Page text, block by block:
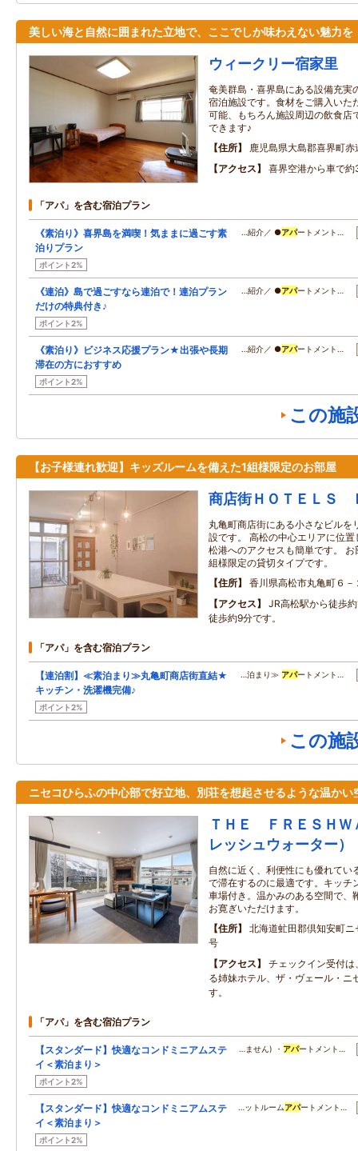
美しい海と自然に囲まれた立地で、ここでしか味わえない魅力を
ウィークリー宿家里
奄美群島・喜界島にある設備充実
宿泊施設です。食材をご購入いた
可能、もちろん施設周辺の飲食店
できます♪
住所
鹿児島県大島郡喜界町赤
アクセス
喜界空港から車で約
「アパ」を含む宿泊プラン
《素泊り》喜界島を満喫！気ままに過ごす素
泊りプラン
ポイント2%
…紹介／ ●アパートメント…
《連泊》島で過ごすなら連泊で！連泊プラン
だけの特典付き♪
ポイント2%
…紹介／ ●アパートメント…
《素泊り》ビジネス応援プラン★出張や長期
滞在の方におすすめ
ポイント2%
…紹介／ ●アパートメント…
この施
【お子様連れ歓迎】キッズルームを備えた1組様限定のお部屋
商店街ＨＯＴＥＬＳ
丸亀町商店街にある小さなビルを
設です。 高松の中心エリアに位
松港へのアクセスも簡単です。
組様限定の貸切タイプです。
住所
香川県高松市丸亀町６
アクセス
JR高松駅から徒歩
徒歩約9分です。
「アパ」を含む宿泊プラン
【連泊割】≪素泊まり≫丸亀町商店街直結★
キッチン・洗濯機完備♪
ポイント2%
…泊まり≫ アパートメント…
この施
ニセコひらふの中心部で好立地、別荘を想起させるような温かい
ＴＨＥ ＦＲＥＳＨＷ
レッシュウォーター）
自然に近く、利便性にも優れてい
で滞在するのに最適です。キッ
車場付き。温かみのある空間で、
お寛ぎいただけます。
住所
北海道虻田郡倶知安町
号
アクセス
チェックイン受付
る姉妹ホテル、ザ・ヴェール・ニ
す。
「アパ」を含む宿泊プラン
【スタンダード】快適なコンドミニアムステ
イ＜素泊まり＞
ポイント2%
…ません) ・ アパートメント…
【スタンダード】快適なコンドミニアムステ
イ＜素泊まり＞
ポイント2%
…ットルームアパートメント…